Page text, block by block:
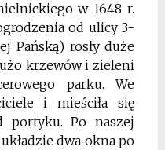
w 1648 r.
od ulicy 3-
Pańską) rosły duże
krzewów i zieleni
parku. We
i mieściła się
portyku. Po naszej
dwa okna po